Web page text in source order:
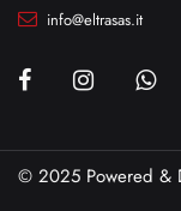
info@eltrasas.it
© 2025 Powered &